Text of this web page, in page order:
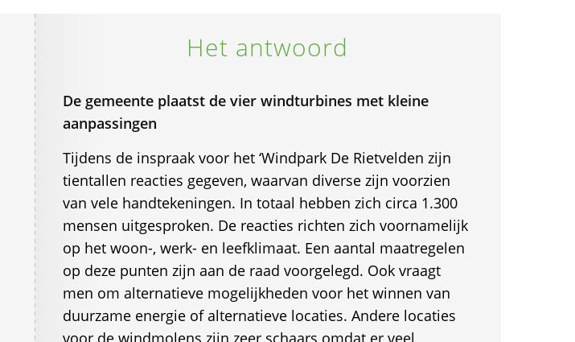
Het antwoord
De gemeente plaatst de vier windturbines met kleine
aanpassingen
Tijdens de inspraak voor het ‘Windpark De Rietvelden zijn
tientallen reacties gegeven, waarvan diverse zijn voorzien
van vele handtekeningen. In totaal hebben zich circa 1.300
mensen uitgesproken. De reacties richten zich voornamelijk
op het woon-, werk- en leefklimaat. Een aantal maatregelen
op deze punten zijn aan de raad voorgelegd. Ook vraagt
men om alternatieve mogelijkheden voor het winnen van
duurzame energie of alternatieve locaties. Andere locaties
voor de windmolens zijn zeer schaars omdat er veel